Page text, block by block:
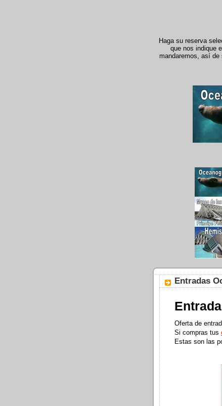
Haga su reserva
que nos indique
mandaremos, así
Entradas
Oferta de
Si compras tus
Estas son las